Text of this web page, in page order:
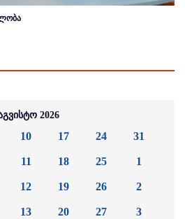
2026
10
11
12
13
17
18
19
20
24
25
26
27
31
1
2
3